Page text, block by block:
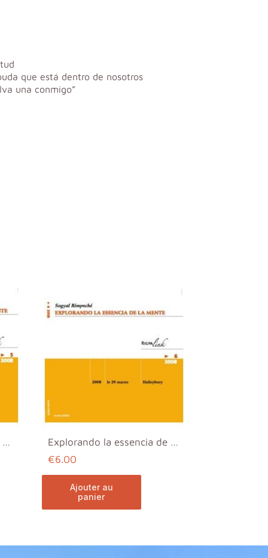
que está dentro de nosotros
una conmigo”
La apariencia y la esencia de la mente (Es)
Explorando la essencia de la mente (Es)
€6.00
ajouter au
panier